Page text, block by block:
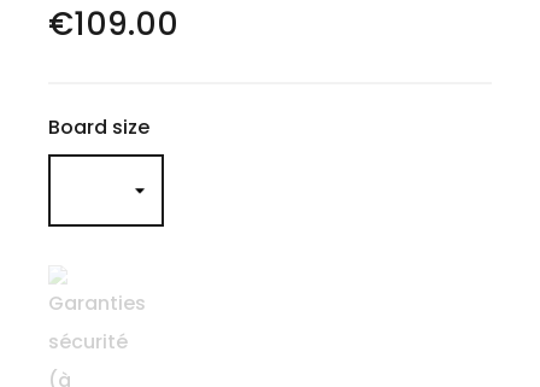
€109.00
Board size